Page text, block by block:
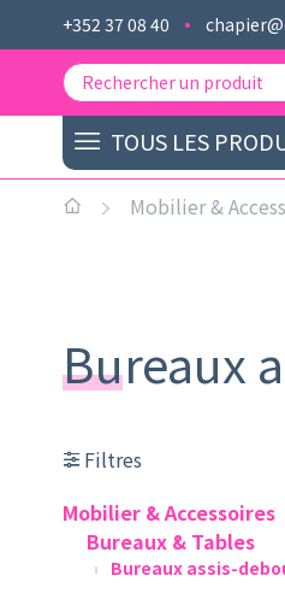
+352 37 08 40
TOUS LES
Mobilier &
Bureaux
Filtres
Mobilier & Accessoires
Bureaux & Tables
Bureaux assis-